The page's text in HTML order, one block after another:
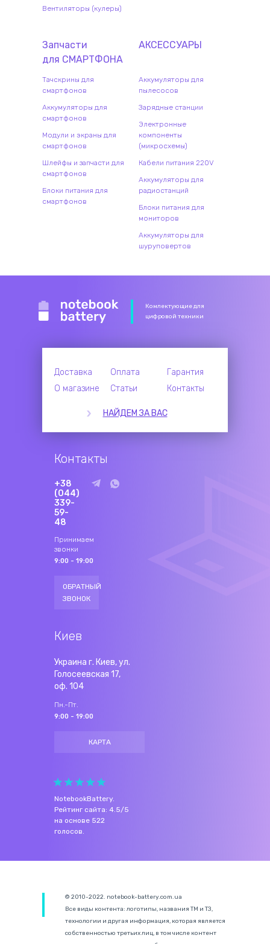
Вентиляторы (кулеры)
Запчасти
для СМАРТФОНА
Тачскрины для
смартфонов
Аккумуляторы для
смартфонов
Модули и экраны для
смартфонов
Шлейфы и запчасти для
смартфонов
Блоки питания для
смартфонов
АКСЕССУАРЫ
Аккумуляторы для
пылесосов
Зарядные станции
Электронные
компоненты
(микросхемы)
Кабели питания 220V
Аккумуляторы для
радиостанций
Блоки питания для
мониторов
Аккумуляторы для
шуруповертов
Комлектующие для
цифровой техники
Доставка Оплата
Гарантия
О магазине
Статьи Контакты
НАЙДЕМ ЗА ВАС
Контакты
+38
(044)
339-
59-
48
Принимаем
звонки
9:00 - 19:00
ОБРАТНЫЙ
ЗВОНОК
Киев
Украина г. Киев, ул.
Голосеевская 17,
оф. 104
Пн.-Пт.
9:00 - 19:00
КАРТА
NotebookBattery.
Рейтинг сайта: 4.5/5
на основе 522
голосов.
© 2010-2022. notebook-battery.com.ua
Все виды контента: логотипы, названия ТМ и ТЗ,
технологии и другая информация, которая является
собственностью третьих лиц, в том числе контент